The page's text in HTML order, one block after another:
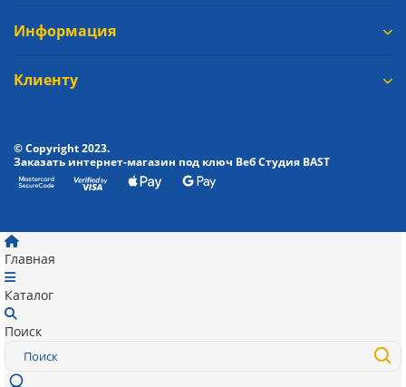
Информация
Клиенту
© Copyright 2023.
Заказать интернет-магазин под ключ Веб Студия BAST
Главная
Каталог
Поиск